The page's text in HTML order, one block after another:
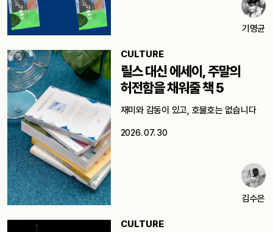
기명균
CULTURE
릴스 대신 에세이, 주말의
허전함을 채워줄 책 5
재미와 감동이 있고, 호불호는 없습니다
2026. 07. 30
김수은
CULTURE